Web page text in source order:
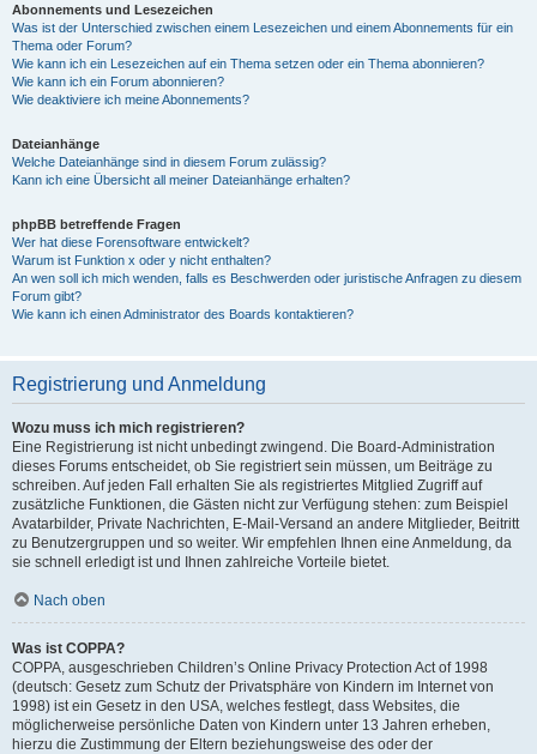
Abonnements und Lesezeichen
Was ist der Unterschied zwischen einem Lesezeichen und einem Abonnements für ein
Thema oder Forum?
Wie kann ich ein Lesezeichen auf ein Thema setzen oder ein Thema abonnieren?
Wie kann ich ein Forum abonnieren?
Wie deaktiviere ich meine Abonnements?
Dateianhänge
Welche Dateianhänge sind in diesem Forum zulässig?
Kann ich eine Übersicht all meiner Dateianhänge erhalten?
phpBB betreffende Fragen
Wer hat diese Forensoftware entwickelt?
Warum ist Funktion x oder y nicht enthalten?
An wen soll ich mich wenden, falls es Beschwerden oder juristische Anfragen zu diesem
Forum gibt?
Wie kann ich einen Administrator des Boards kontaktieren?
Registrierung und Anmeldung
Wozu muss ich mich registrieren?
Eine Registrierung ist nicht unbedingt zwingend. Die Board-Administration
dieses Forums entscheidet, ob Sie registriert sein müssen, um Beiträge zu
schreiben. Auf jeden Fall erhalten Sie als registriertes Mitglied Zugriff auf
zusätzliche Funktionen, die Gästen nicht zur Verfügung stehen: zum Beispiel
Avatarbilder, Private Nachrichten, E-Mail-Versand an andere Mitglieder, Beitritt
zu Benutzergruppen und so weiter. Wir empfehlen Ihnen eine Anmeldung, da
sie schnell erledigt ist und Ihnen zahlreiche Vorteile bietet.
Nach oben
Was ist COPPA?
COPPA, ausgeschrieben Children’s Online Privacy Protection Act of 1998
(deutsch: Gesetz zum Schutz der Privatsphäre von Kindern im Internet von
1998) ist ein Gesetz in den USA, welches festlegt, dass Websites, die
möglicherweise persönliche Daten von Kindern unter 13 Jahren erheben,
hierzu die Zustimmung der Eltern beziehungsweise des oder der